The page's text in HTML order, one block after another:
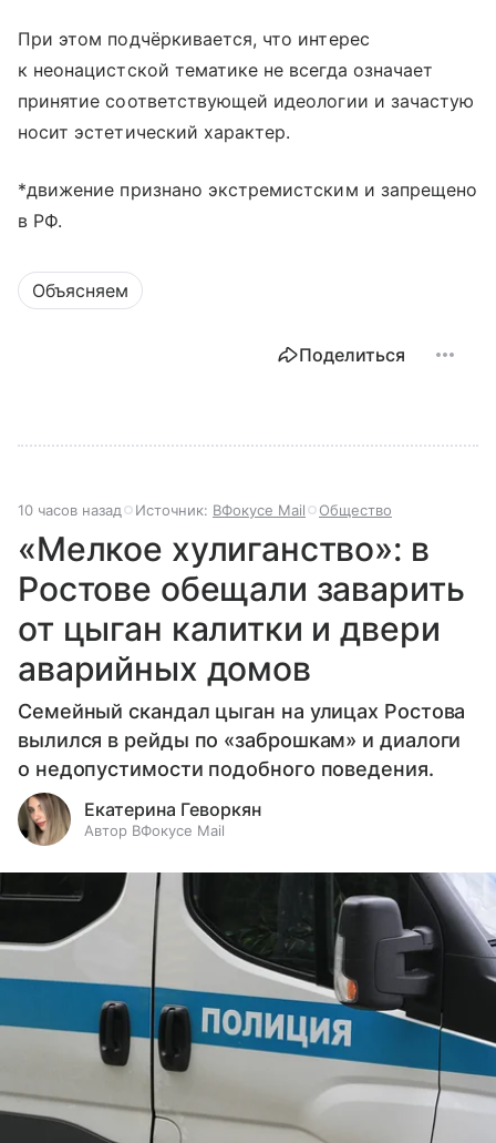
При этом подчёркивается, что интерес
к неонацистской тематике не всегда означает
принятие соответствующей идеологии и зачастую
носит эстетический характер.
*движение признано экстремистским и запрещено
в РФ.
Объясняем
Поделиться
10 часов назад Источник: ВФокусе Mail Общество
«Мелкое хулиганство»: в
Ростове обещали заварить
от цыган калитки и двери
аварийных домов
Семейный скандал цыган на улицах Ростова
вылился в рейды по «заброшкам» и диалоги
о недопустимости подобного поведения.
Екатерина Геворкян
Автор ВФокусе Mail